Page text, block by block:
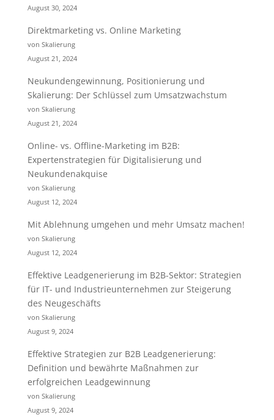
August 30, 2024
Direktmarketing vs. Online Marketing
von Skalierung
August 21, 2024
Neukundengewinnung, Positionierung und
Skalierung: Der Schlüssel zum Umsatzwachstum
von Skalierung
August 21, 2024
Online- vs. Offline-Marketing im B2B:
Expertenstrategien für Digitalisierung und
Neukundenakquise
von Skalierung
August 12, 2024
Mit Ablehnung umgehen und mehr Umsatz machen!
von Skalierung
August 12, 2024
Effektive Leadgenerierung im B2B-Sektor: Strategien
für IT- und Industrieunternehmen zur Steigerung
des Neugeschäfts
von Skalierung
August 9, 2024
Effektive Strategien zur B2B Leadgenerierung:
Definition und bewährte Maßnahmen zur
erfolgreichen Leadgewinnung
von Skalierung
August 9, 2024